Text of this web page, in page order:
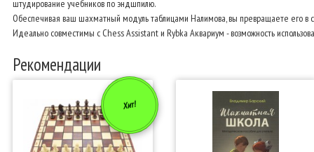
штудирование учебников по эндшпилю.
Обеспечивая ваш шахматный модуль таблицами Налимова, вы превращаете его в
Идеально совместимы с Chess Assistant и Rybka Аквариум - возможность
Рекомендации
Хит!